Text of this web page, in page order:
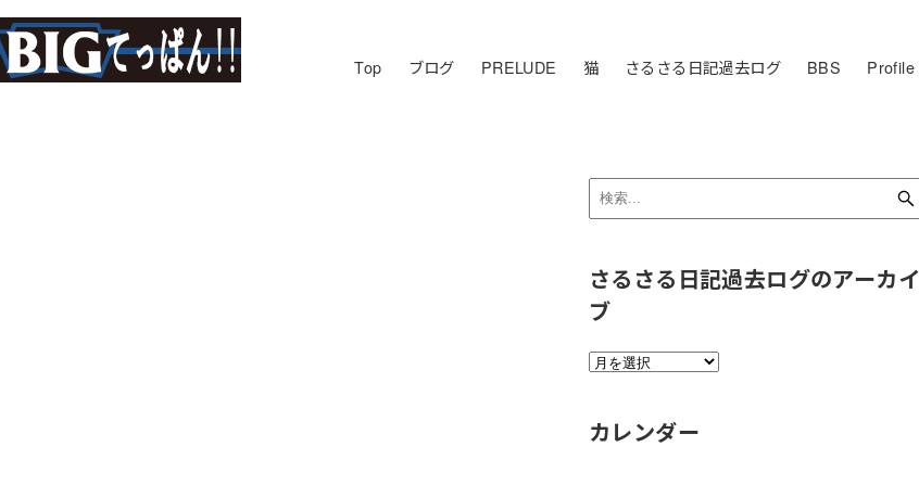
Top ブログ PRELUDE 猫 さるさる日記過去ログ BBS Profile
さるさる日記過去ログのアーカイ
ブ
さ
る
カレンダー